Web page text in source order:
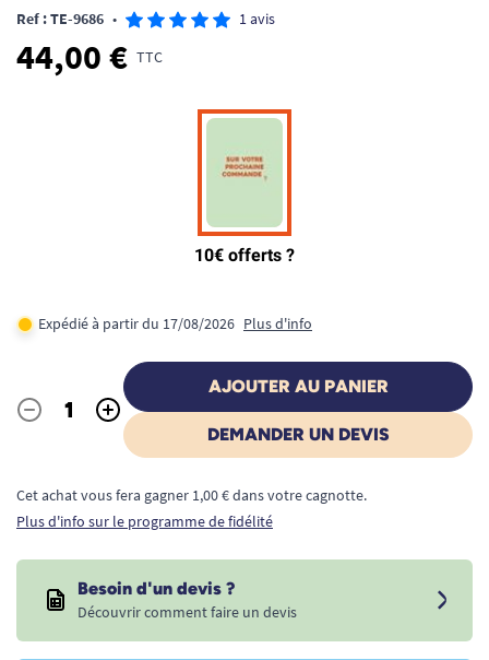
Ref : TE-9686 • 1 avis
44,00 € TTC
Expédié à partir du 17/08/2026 Plus d'info
Quantité
- +
AJOUTER AU PANIER
DEMANDER UN DEVIS
Cet achat vous fera gagner 1,00 € dans votre cagnotte.
Plus d'info sur le programme de fidélité
Besoin d'un devis ?
Découvrir comment faire un devis